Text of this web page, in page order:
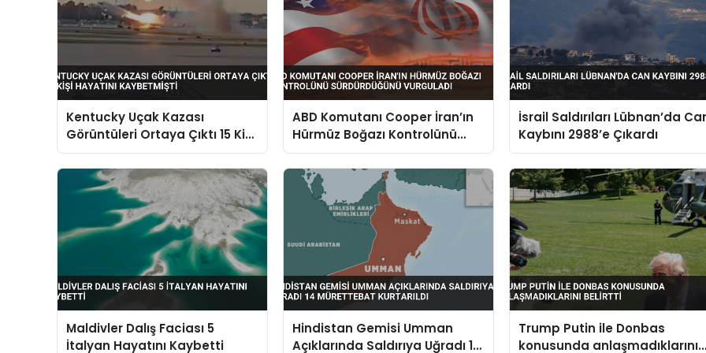
Kentucky Uçak Kazası
Görüntüleri Ortaya Çıktı 15 Kişi
Hayatını Kaybetmişti
ABD Komutanı Cooper İran’ın
Hürmüz Boğazı Kontrolünü
Sürdürdüğünü Vurguladı
İsrail Saldırıları Lübnan’da
Kaybını 2988’e Çıkardı
Maldivler Dalış Faciası 5
İtalyan Hayatını Kaybetti
Hindistan Gemisi Umman
Açıklarında Saldırıya Uğradı 14
Trump Putin ile Donbas
konusunda anlaşmadıklarını